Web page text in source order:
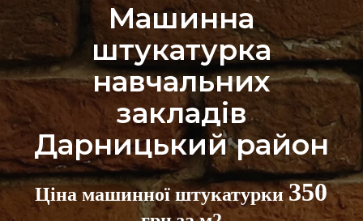
Машинна
штукатурка
навчальних
закладів
Дарницький район
Ціна машинної штукатурки350